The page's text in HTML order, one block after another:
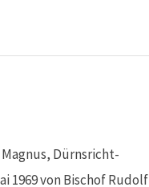
Dürnsricht-
1969 von Bischof Rudolf